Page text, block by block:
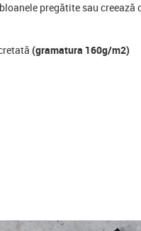
pregătite sau creează
(gramatura 160g/m2)